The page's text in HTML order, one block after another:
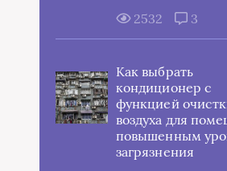
2532
3
Как выбрать
кондиционер с
функцией
воздуха для
повышенным
загрязнения